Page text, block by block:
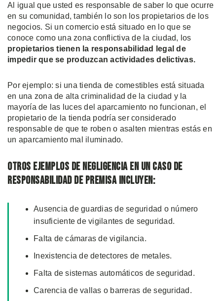
Al igual que usted es responsable de saber lo que ocurre
en su comunidad, también lo son los propietarios de los
negocios. Si un comercio está situado en lo que se
conoce como una zona conflictiva de la ciudad, los
propietarios tienen la responsabilidad legal de
impedir que se produzcan actividades delictivas.
Por ejemplo: si una tienda de comestibles está situada
en una zona de alta criminalidad de la ciudad y la
mayoría de las luces del aparcamiento no funcionan, el
propietario de la tienda podría ser considerado
responsable de que te roben o asalten mientras estás en
un aparcamiento mal iluminado.
Otros ejemplos de negligencia en un caso de
responsabilidad de premisa incluyen:
Ausencia de guardias de seguridad o número
insuficiente de vigilantes de seguridad.
Falta de cámaras de vigilancia.
Inexistencia de detectores de metales.
Falta de sistemas automáticos de seguridad.
Carencia de vallas o barreras de seguridad.